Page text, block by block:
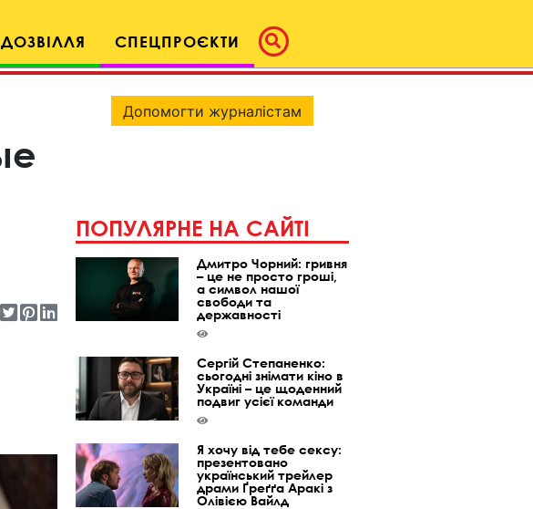
ДОЗВІЛЛЯ СПЕЦПРОЄКТИ
Допомогти журналістам
ПОПУЛЯРНЕ НА САЙТІ
Дмитро Чорний: гривня
– це не просто гроші,
а символ нашої
свободи та
державності
Сергій Степаненко:
сьогодні знімати кіно в
Україні – це щоденний
подвиг усієї команди
Я хочу від тебе сексу:
презентовано
український трейлер
драми Ґреґґа Аракі з
Олівією Вайлд